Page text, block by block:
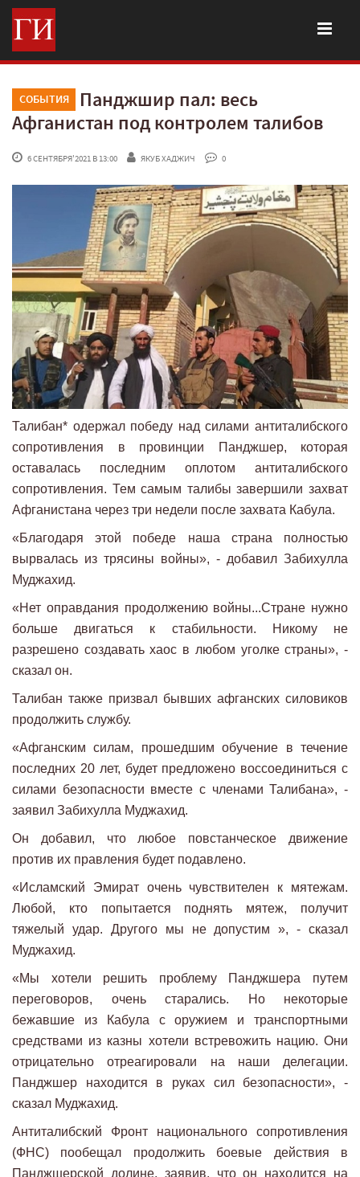
СОБЫТИЯ
Панджшир пал: весь
Афганистан под контролем талибов
6 СЕНТЯБРЯ'2021 В 13:00 ЯКУБ ХАДЖИЧ 0
Талибан* одержал победу над силами антиталибского
сопротивления в провинции Панджшер, которая
оставалась последним оплотом антиталибского
сопротивления. Тем самым талибы завершили захват
Афганистана через три недели после захвата Кабула.
«Благодаря этой победе наша страна полностью
вырвалась из трясины войны», - добавил Забихулла
Муджахид.
«Нет оправдания продолжению войны...Стране нужно
больше двигаться к стабильности. Никому не
разрешено создавать хаос в любом уголке страны», -
сказал он.
Талибан также призвал бывших афганских силовиков
продолжить службу.
«Афганским силам, прошедшим обучение в течение
последних 20 лет, будет предложено воссоединиться с
силами безопасности вместе с членами Талибана», -
заявил Забихулла Муджахид.
Он добавил, что любое повстанческое движение
против их правления будет подавлено.
«Исламский Эмират очень чувствителен к мятежам.
Любой, кто попытается поднять мятеж, получит
тяжелый удар. Другого мы не допустим », - сказал
Муджахид.
«Мы хотели решить проблему Панджшера путем
переговоров, очень старались. Но некоторые
бежавшие из Кабула с оружием и транспортными
средствами из казны хотели встревожить нацию. Они
отрицательно отреагировали на наши делегации.
Панджшер находится в руках сил безопасности», -
сказал Муджахид.
Антиталибский Фронт национального сопротивления
(ФНС) пообещал продолжить боевые действия в
Панджшерской долине, заявив, что он находится на